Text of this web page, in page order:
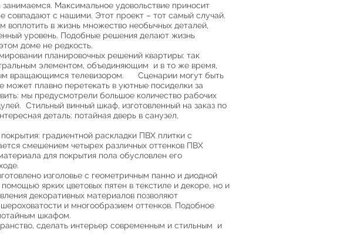
Максимальное удовольствие приносит
совпадают с нашими. Этот проект – тот самый случай.
в жизнь множество необычных деталей,
уровень. Подобные решения делают жизнь
доме не редкость.
планировочных решений квартиры: так
элементом, объединяющим и в то же время,
вращающимся телевизором. Сценарии могут быть
плавно перетекать в уютные посиделки за
мы предусмотрели большое количество рабочих
Стильный винный шкаф, изготовленный на заказ по
деталь: потайная дверь в санузел,
градиентной раскладки ПВХ плитки с
смешением четырех различных оттенков ПВХ
для покрытия пола обусловлен его
изголовье с геометричным панно и диодной
ярких цветовых пятен в текстиле и декоре, но и
декоративных материалов позволяют
и многообразием оттенков. Подобное
шкафом.
сделать интерьер современным и стильным и